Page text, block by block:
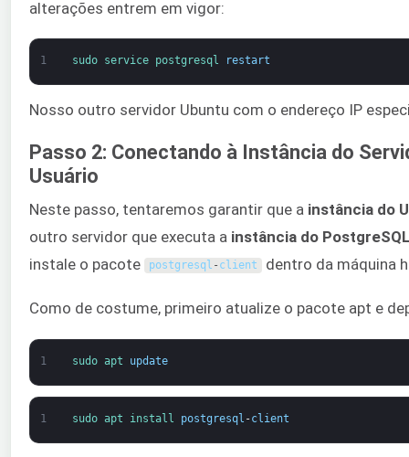
alterações entrem em vigor:
1 sudo service postgresql restart
Nosso outro servidor Ubuntu com o endereço IP
Passo 2: Conectando à Instância do
Usuário
Neste passo, tentaremos garantir que a instância do
outro servidor que executa a instância do
instale o pacote
postgresql - client dentro da máquina
Como de costume, primeiro atualize o pacote apt e
1 sudo apt update
1 sudo apt install postgresql -client